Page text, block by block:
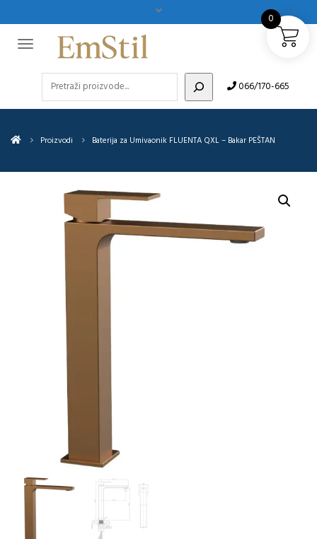
066/170-665
Proizvodi Baterija za Umivaonik FLUENTA QXL – Bakar PEŠTAN
0